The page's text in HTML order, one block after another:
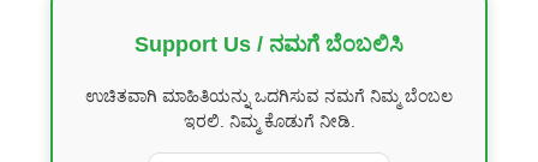
Support Us / ನಮಗೆ ಬೆಂಬಲಿಸಿ
ಉಚಿತವಾಗಿ ಮಾಹಿತಿಯನ್ನು ಒದಗಿಸುವ ನಮಗೆ ನಿಮ್ಮ ಬೆಂಬಲ
ಇರಲಿ. ನಿಮ್ಮ ಕೊಡುಗೆ ನೀಡಿ.